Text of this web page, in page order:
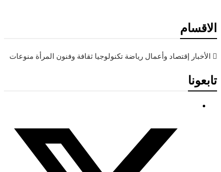
الاقسام
الأخبار إقتصاد وأعمال رياضة تكنولوجيا ثقافة وفنون المرأة منوعات
تابعونا